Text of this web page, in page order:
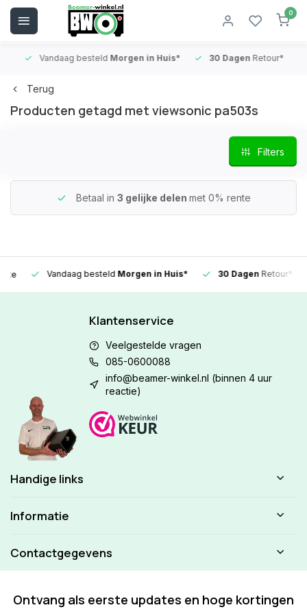
0
Vandaag besteldMorgen in Huis* 30 DagenRetour*
Terug
Producten getagd met viewsonic pa503s
Filters
Betaal in 3 gelijke delen met 0% rente
Vandaag besteldMorgen in Huis* 30 DagenRetour*
Klantenservice
Veelgestelde vragen
085-0600088
info@beamer-winkel.nl (binnen 4 uur
reactie)
Handige links
Informatie
Contactgegevens
Ontvang als eerste updates en hoge kortingen